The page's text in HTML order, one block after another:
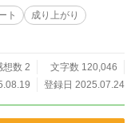
イフ＆ときどき追放ざまぁ
ト
成り上がり
想数 2
文字数 120,046
登録日 2025.07.24